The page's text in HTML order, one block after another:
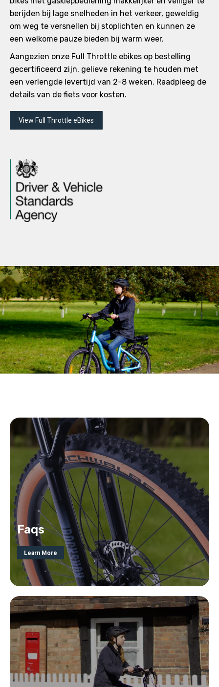
berijden bij lage snelheden in het verkeer, geweldig
om weg te versnellen bij stoplichten en kunnen ze
een welkome pauze bieden bij warm weer.
Aangezien onze Full Throttle ebikes op bestelling
gecertificeerd zijn, gelieve rekening te houden met
een verlengde levertijd van 2-8 weken. Raadpleeg de
details van de fiets voor kosten.
View Full Throttle eBikes
Faqs
Learn More